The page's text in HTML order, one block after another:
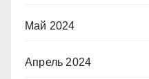
Май 2024
Апрель 2024